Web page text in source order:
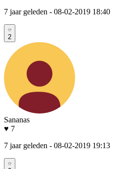
7 jaar geleden - 08-02-2019 18:40
2
Sananas
♥ 7
7 jaar geleden - 08-02-2019 19:13